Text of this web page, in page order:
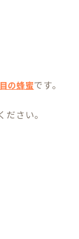
の蜂蜜です。
さい。